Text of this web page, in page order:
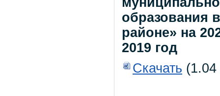
образования
районе» на
2019 год
Скачать